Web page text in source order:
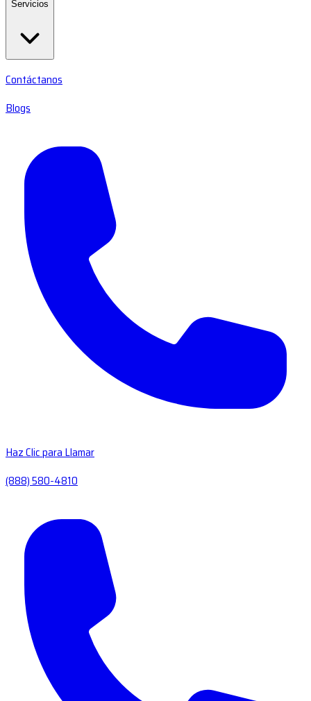
Servicios
Contáctanos
Blogs
Haz Clic para Llamar
(888) 580-4810